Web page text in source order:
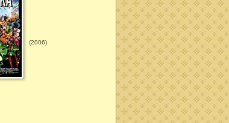
(2006)